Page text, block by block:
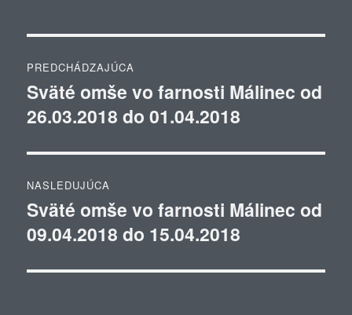
v
článku
PREDCHÁDZAJÚCA
Predchádzajúci
článok:
Sväté omše vo farnosti Málinec od
26.03.2018 do 01.04.2018
NASLEDUJÚCA
Ďalší
článok:
Sväté omše vo farnosti Málinec od
09.04.2018 do 15.04.2018